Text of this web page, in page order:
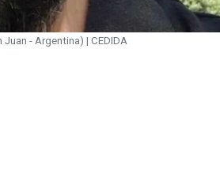
- Argentina) | CEDIDA